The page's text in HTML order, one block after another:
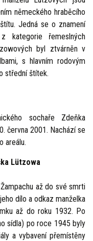
německého hraběcího
Jedná se o znamení
kategorie řemeslných
byl ztvárněn v
s hlavním rodovým
střední štítek.
sochaře Zdeňka
června 2001. Nachází se
areálu.
Lützowa
až do své smrti
dílo a odkaz manželka
až do roku 1932. Po
sídla) po roce 1945 byly
a vybavení přemístěny